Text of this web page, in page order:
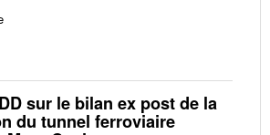
sur le bilan ex post de la
du tunnel ferroviaire